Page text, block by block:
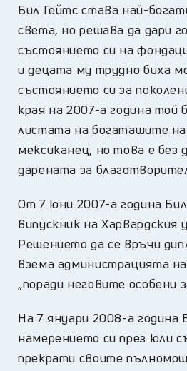
Бил Гейтс става най-
света, но решава да дари
състоянието си на
и децата му трудно биха
състоянието си за
края на 2007-а година той
листата на богаташите
мексиканец, но това е без
дарената за
От 7 юни 2007-а година
випускник на Харвардския
Решението да се връчи
взема администрацията
„поради неговите особени
На 7 януари 2008-а година
намерението си през юли
прекрати своите